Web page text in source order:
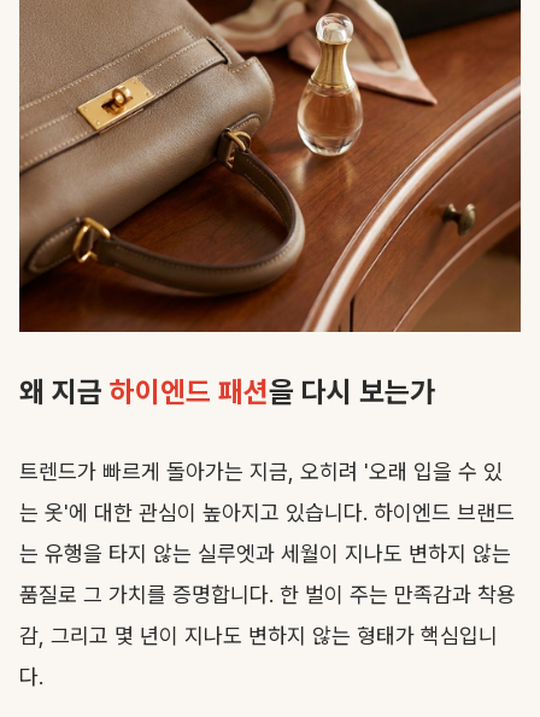
왜 지금 하이엔드 패션을 다시 보는가
트렌드가 빠르게 돌아가는 지금, 오히려 '오래 입을 수 있
는 옷'에 대한 관심이 높아지고 있습니다. 하이엔드 브랜드
는 유행을 타지 않는 실루엣과 세월이 지나도 변하지 않는
품질로 그 가치를 증명합니다. 한 벌이 주는 만족감과 착용
감, 그리고 몇 년이 지나도 변하지 않는 형태가 핵심입니
다.